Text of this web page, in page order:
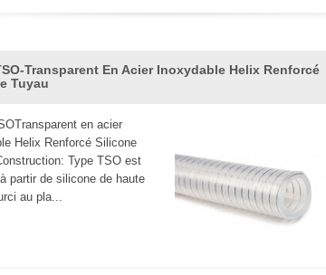
la voiture, bols, tuyau, bague d'étanchéité, le
pression dans les téléviseurs et les
le commutateur du clavier, la varistance,
chauffage, joint de porte de réchauffeur
des joints de pompe, toutes sortes de
de suite.
développement technique, l'innovation continue
suivantes
Transparent En Acier Inoxydable Helix Renforcé
Tuyau
en acier
Helix Renforcé Silicone
Type TSO est
partir de silicone de haute
au pla...